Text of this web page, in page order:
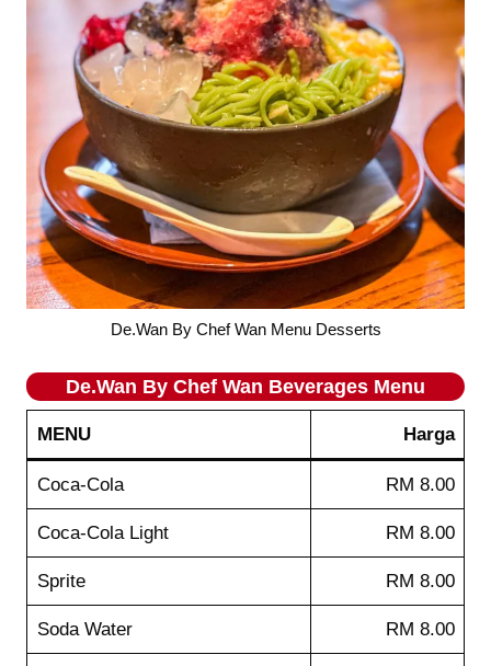
De.Wan By Chef Wan Menu Desserts
De.Wan By Chef Wan Beverages Menu
MENU Harga
Coca-Cola RM 8.00
Coca-Cola Light RM 8.00
Sprite RM 8.00
Soda Water RM 8.00